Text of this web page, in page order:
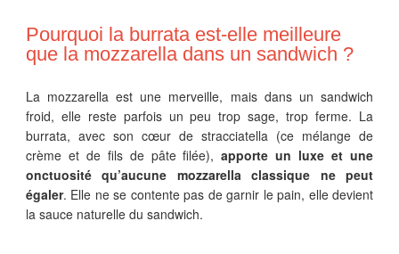
Pourquoi la burrata est-elle meilleure
que la mozzarella dans un sandwich ?
La mozzarella est une merveille, mais dans un sandwich
froid, elle reste parfois un peu trop sage, trop ferme. La
burrata, avec son cœur de stracciatella (ce mélange de
crème et de fils de pâte filée),apporte un luxe et une
onctuosité qu’aucune mozzarella classique ne peut
égaler. Elle ne se contente pas de garnir le pain, elle devient
la sauce naturelle du sandwich.